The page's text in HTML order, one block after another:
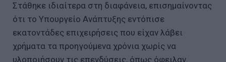
Στάθηκε ιδιαίτερα στη διαφάνεια, επισημαίνοντας
ότι το Υπουργείο Ανάπτυξης εντόπισε
εκατοντάδες επιχειρήσεις που είχαν λάβει
χρήματα τα προηγούμενα χρόνια χωρίς να
υλοποιήσουν τις επενδύσεις, όπως όφειλαν.